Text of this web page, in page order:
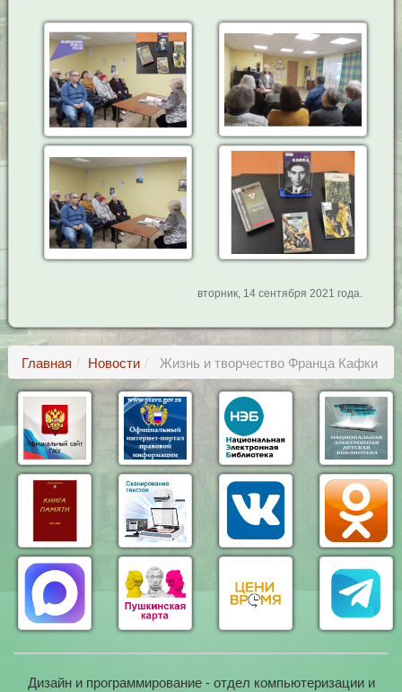
вторник, 14 сентября 2021 года.
Главная Новости Жизнь и творчество Франца Кафки
Дизайн и программирование - отдел компьютеризации и